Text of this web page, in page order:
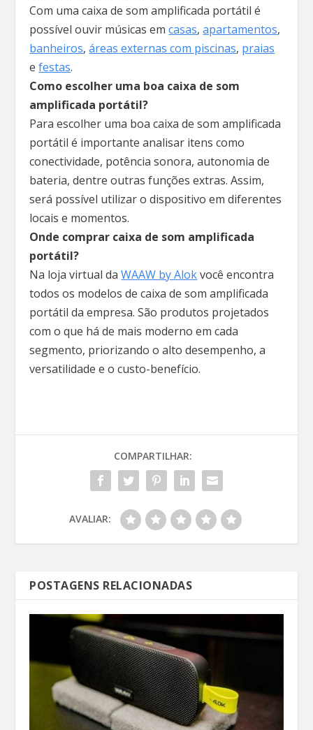
Com uma caixa de som amplificada portátil é
possível ouvir músicas emcasas,apartamentos,
banheiros,áreas externas com piscinas, praias
efestas.
Como escolher uma boa caixa de som
amplificada portátil?
Para escolher uma boa caixa de som amplificada
portátil é importante analisar itens como
conectividade, potência sonora, autonomia de
bateria, dentre outras funções extras. Assim,
será possível utilizar o dispositivo em diferentes
locais e momentos.
Onde comprar caixa de som amplificada
portátil?
Na loja virtual daWAAW by Alokvocê encontra
todos os modelos de caixa de som amplificada
portátil da empresa. São produtos projetados
com o que há de mais moderno em cada
segmento, priorizando o alto desempenho, a
versatilidade e o custo-benefício.
COMPARTILHAR:
AVALIAR:
POSTAGENS RELACIONADAS